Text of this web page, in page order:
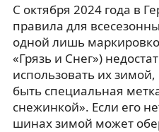
С октября 2024 года в
правила для
одной лишь
«Грязь и Снег»)
использовать их
быть специальная
снежинкой». Если его
шинах зимой может